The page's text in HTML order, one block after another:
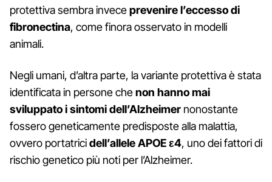
protettiva sembra inveceprevenire l’eccesso di
fibronectina, come finora osservato in modelli
animali.
Negli umani, d’altra parte, la variante protettiva è stata
identificata in persone chenon hanno mai
sviluppato i sintomi dell’Alzheimer nonostante
fossero geneticamente predisposte alla malattia,
ovvero portatricidell’allele APOE ε4, uno dei fattori di
rischio genetico più noti per l’Alzheimer.